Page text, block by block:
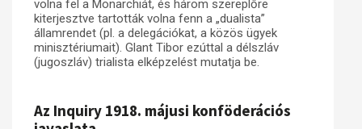
volna fel a Monarchiát, és három szereplőre
kiterjesztve tartották volna fenn a „dualista”
államrendet (pl. a delegációkat, a közös ügyek
minisztériumait). Glant Tibor ezúttal a délszláv
(jugoszláv) trialista elképzelést mutatja be.
Az Inquiry 1918. májusi konföderációs